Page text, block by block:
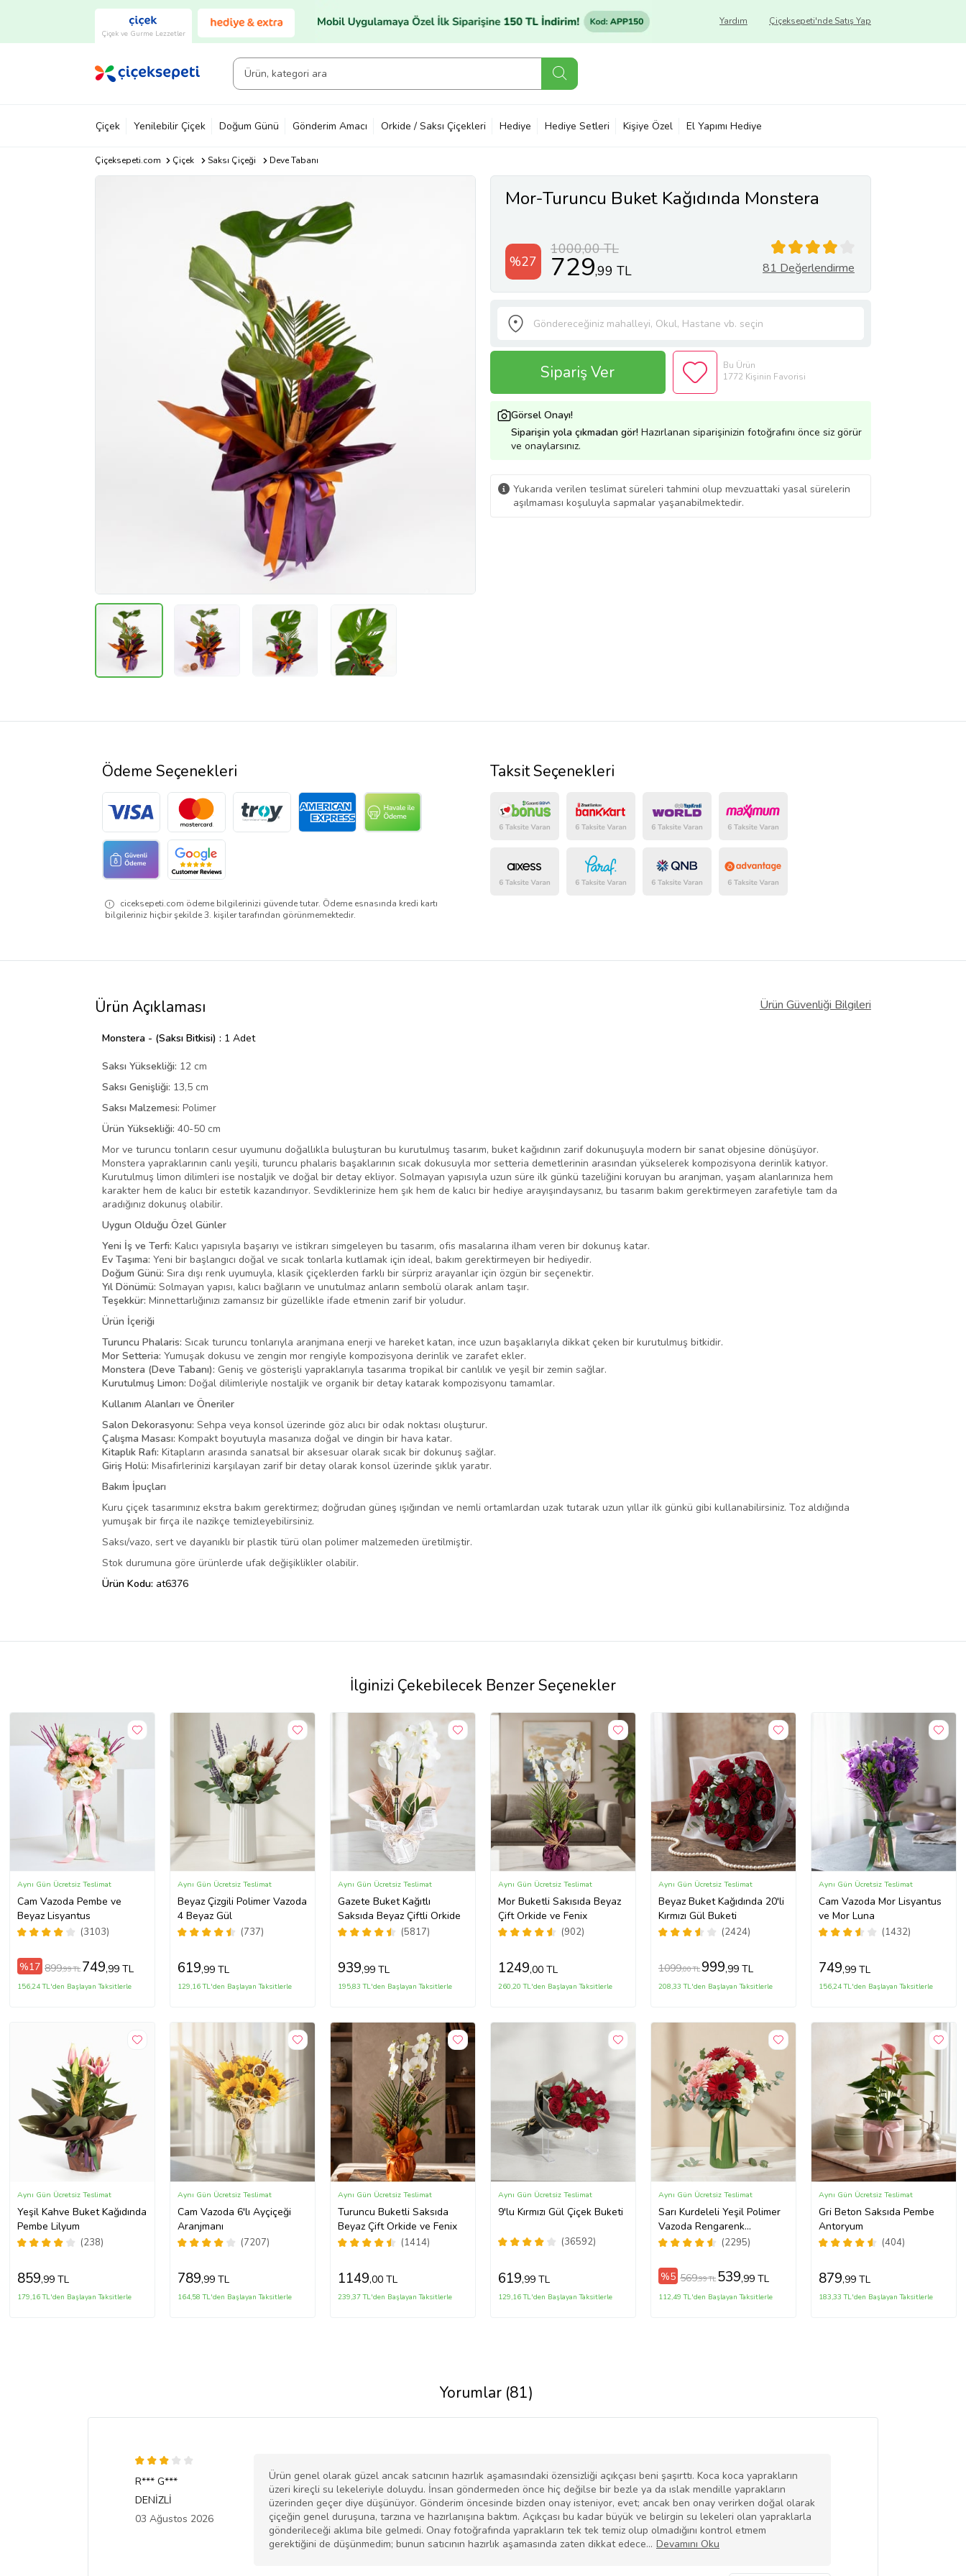
Çiçek ve Gurme Lezzetler
Çiçeksepeti'nde Satış Yap
Yardım
Çiçek Yenilebilir Çiçek Doğum Günü Gönderim Amacı Orkide / Saksı Çiçekleri Hediye Hediye Setleri Kişiye Özel El Yapımı Hediye
Çiçeksepeti.com Çiçek Saksı Çiçeği Deve Tabanı
Mor-Turuncu Buket Kağıdında Monstera
%27
1000,00 TL
729,99 TL 81 Değerlendirme
Sipariş Ver
Bu Ürün
1772 Kişinin Favorisi
Görsel Onayı!
Siparişin yola çıkmadan gör! Hazırlanan siparişinizin fotoğrafını önce siz görür
ve onaylarsınız.
Yukarıda verilen teslimat süreleri tahmini olup mevzuattaki yasal sürelerin
aşılmaması koşuluyla sapmalar yaşanabilmektedir.
Ödeme Seçenekleri
ciceksepeti.com ödeme bilgilerinizi güvende tutar. Ödeme esnasında kredi kartı
bilgileriniz hiçbir şekilde 3. kişiler tarafından görünmemektedir.
Taksit Seçenekleri
Ürün Açıklaması Ürün Güvenliği Bilgileri
Monstera - (Saksı Bitkisi) : 1 Adet
Saksı Yüksekliği: 12 cm
Saksı Genişliği: 13,5 cm
Saksı Malzemesi: Polimer
Ürün Yüksekliği: 40-50 cm
Mor ve turuncu tonların cesur uyumunu doğallıkla buluşturan bu kurutulmuş tasarım, buket kağıdının zarif dokunuşuyla modern bir sanat objesine dönüşüyor.
Monstera yapraklarının canlı yeşili, turuncu phalaris başaklarının sıcak dokusuyla mor setteria demetlerinin arasından yükselerek kompozisyona derinlik katıyor.
Kurutulmuş limon dilimleri ise nostaljik ve doğal bir detay ekliyor. Solmayan yapısıyla uzun süre ilk günkü tazeliğini koruyan bu aranjman, yaşam alanlarınıza hem
karakter hem de kalıcı bir estetik kazandırıyor. Sevdiklerinize hem şık hem de kalıcı bir hediye arayışındaysanız, bu tasarım bakım gerektirmeyen zarafetiyle tam da
aradığınız dokunuş olabilir.
Uygun Olduğu Özel Günler
Yeni İş ve Terfi: Kalıcı yapısıyla başarıyı ve istikrarı simgeleyen bu tasarım, ofis masalarına ilham veren bir dokunuş katar.
Ev Taşıma: Yeni bir başlangıcı doğal ve sıcak tonlarla kutlamak için ideal, bakım gerektirmeyen bir hediyedir.
Doğum Günü: Sıra dışı renk uyumuyla, klasik çiçeklerden farklı bir sürpriz arayanlar için özgün bir seçenektir.
Yıl Dönümü: Solmayan yapısı, kalıcı bağların ve unutulmaz anların sembolü olarak anlam taşır.
Teşekkür: Minnettarlığınızı zamansız bir güzellikle ifade etmenin zarif bir yoludur.
Ürün İçeriği
Turuncu Phalaris: Sıcak turuncu tonlarıyla aranjmana enerji ve hareket katan, ince uzun başaklarıyla dikkat çeken bir kurutulmuş bitkidir.
Mor Setteria: Yumuşak dokusu ve zengin mor rengiyle kompozisyona derinlik ve zarafet ekler.
Monstera (Deve Tabanı): Geniş ve gösterişli yapraklarıyla tasarıma tropikal bir canlılık ve yeşil bir zemin sağlar.
Kurutulmuş Limon: Doğal dilimleriyle nostaljik ve organik bir detay katarak kompozisyonu tamamlar.
Kullanım Alanları ve Öneriler
Salon Dekorasyonu: Sehpa veya konsol üzerinde göz alıcı bir odak noktası oluşturur.
Çalışma Masası: Kompakt boyutuyla masanıza doğal ve dingin bir hava katar.
Kitaplık Rafı: Kitapların arasında sanatsal bir aksesuar olarak sıcak bir dokunuş sağlar.
Giriş Holü: Misafirlerinizi karşılayan zarif bir detay olarak konsol üzerinde şıklık yaratır.
Bakım İpuçları
Kuru çiçek tasarımınız ekstra bakım gerektirmez; doğrudan güneş ışığından ve nemli ortamlardan uzak tutarak uzun yıllar ilk günkü gibi kullanabilirsiniz. Toz aldığında
yumuşak bir fırça ile nazikçe temizleyebilirsiniz.
Saksı/vazo, sert ve dayanıklı bir plastik türü olan polimer malzemeden üretilmiştir.
Stok durumuna göre ürünlerde ufak değişiklikler olabilir.
Ürün Kodu: at6376
İlginizi Çekebilecek Benzer Seçenekler
Cam Vazoda Pembe ve
Beyaz Lisyantus
(3103)
Aynı Gün Ücretsiz Teslimat
%17 899,99 TL 749,99 TL
156,24 TL'den Başlayan Taksitlerle
Beyaz Çizgili Polimer Vazoda
4 Beyaz Gül
(737)
Aynı Gün Ücretsiz Teslimat
619,99 TL
129,16 TL'den Başlayan Taksitlerle
Gazete Buket Kağıtlı
Saksıda Beyaz Çiftli Orkide
(5817)
Aynı Gün Ücretsiz Teslimat
939,99 TL
195,83 TL'den Başlayan Taksitlerle
Mor Buketli Sakısıda Beyaz
Çift Orkide ve Fenix
(902)
Aynı Gün Ücretsiz Teslimat
1249,00 TL
260,20 TL'den Başlayan Taksitlerle
Beyaz Buket Kağıdında 20'li
Kırmızı Gül Buketi
(2424)
Aynı Gün Ücretsiz Teslimat
1099,00 TL 999,99 TL
208,33 TL'den Başlayan Taksitlerle
Cam Vazoda Mor Lisyantus
ve Mor Luna
(1432)
Aynı Gün Ücretsiz Teslimat
749,99 TL
156,24 TL'den Başlayan Taksitlerle
Yeşil Kahve Buket Kağıdında
Pembe Lilyum
(238)
Aynı Gün Ücretsiz Teslimat
859,99 TL
179,16 TL'den Başlayan Taksitlerle
Cam Vazoda 6'lı Ayçiçeği
Aranjmanı
(7207)
Aynı Gün Ücretsiz Teslimat
789,99 TL
164,58 TL'den Başlayan Taksitlerle
Turuncu Buketli Saksıda
Beyaz Çift Orkide ve Fenix
(1414)
Aynı Gün Ücretsiz Teslimat
1149,00 TL
239,37 TL'den Başlayan Taksitlerle
9'lu Kırmızı Gül Çiçek Buketi
(36592)
Aynı Gün Ücretsiz Teslimat
619,99 TL
129,16 TL'den Başlayan Taksitlerle
Sarı Kurdeleli Yeşil Polimer
Vazoda Rengarenk
Gerberalar
(2295)
Aynı Gün Ücretsiz Teslimat
%5 569,99 TL 539,99 TL
112,49 TL'den Başlayan Taksitlerle
Gri Beton Saksıda Pembe
Antoryum
(404)
Aynı Gün Ücretsiz Teslimat
879,99 TL
183,33 TL'den Başlayan Taksitlerle
Yorumlar (81)
R*** G***
DENİZLİ
03 Ağustos 2026
Ürün genel olarak güzel ancak satıcının hazırlık aşamasındaki özensizliği açıkçası beni şaşırttı. Koca koca yaprakların
üzeri kireçli su lekeleriyle doluydu. İnsan göndermeden önce hiç değilse bir bezle ya da ıslak mendille yaprakların
üzerinden geçer diye düşünüyor. Gönderim öncesinde bizden onay isteniyor, evet; ancak ben onay verirken doğal olarak
çiçeğin genel duruşuna, tarzına ve hazırlanışına baktım. Açıkçası bu kadar büyük ve belirgin su lekeleri olan yapraklarla
gönderileceği aklıma bile gelmedi. Onay fotoğrafında yaprakların tek tek temiz olup olmadığını kontrol etmem
gerektiğini de düşünmedim; bunun satıcının hazırlık aşamasında zaten dikkat edece